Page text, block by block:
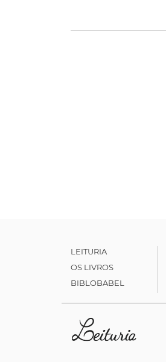
LEITURIA
OS LIVROS
BIBLOBABEL